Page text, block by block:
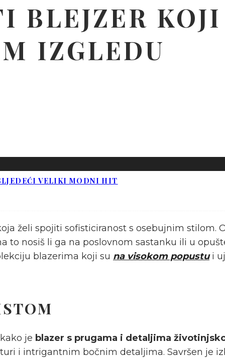
BLEJZER
IZGLEDU
VELIKI MODNI HIT
želi spojiti sofisticiranost s osebujnim stilom.
to nosiš li ga na poslovnom sastanku ili u
blazerima koji su na visokom popustui
je blazer s prugama i detaljima
i intrigantnim bočnim detaljima. Savršen je